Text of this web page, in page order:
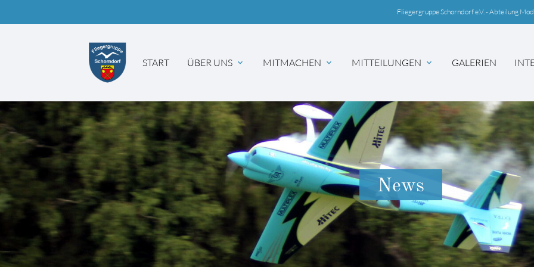
Fliegergruppe Schorndorf e.V. - Abteilung
START ÜBER UNS MITMACHEN MITTEILUNGEN GALERIEN
Suchbegriffe
News